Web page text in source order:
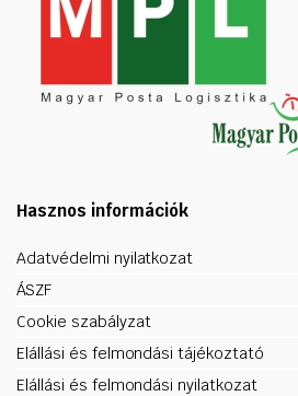
Hasznos információk
Adatvédelmi nyilatkozat
ÁSZF
Cookie szabályzat
Elállási és felmondási tájékoztató
Elállási és felmondási nyilatkozat